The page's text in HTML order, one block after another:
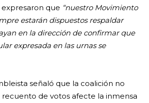
expresaron que “nuestro Movimiento
estarán dispuestos respaldar
en la dirección de confirmar que
expresada en las urnas se
señaló que la coalición no
de votos afecte la inmensa